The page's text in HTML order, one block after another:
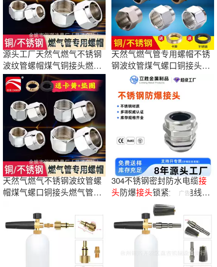
源头工厂天然气燃气不锈钢
波纹管螺帽煤气铜接头燃气
管螺帽4分6分
天然气燃气管专用螺帽不锈
钢波纹管煤气螺口铜接头螺
母4分6分一寸
天然气燃气不锈钢波纹管螺
帽煤气螺口铜接头燃气管专
304不锈钢密封防水电缆接
头防爆接头锁紧金属电线格
广告